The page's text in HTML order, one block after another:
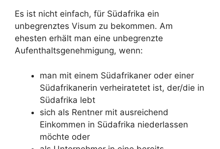
Es ist nicht einfach, für Südafrika ein
unbegrenztes Visum zu bekommen. Am
ehesten erhält man eine unbegrenzte
Aufenthaltsgenehmigung, wenn:
man mit einem Südafrikaner oder einer
Südafrikanerin verheiratetet ist, der/die in
Südafrika lebt
sich als Rentner mit ausreichend
Einkommen in Südafrika niederlassen
möchte oder